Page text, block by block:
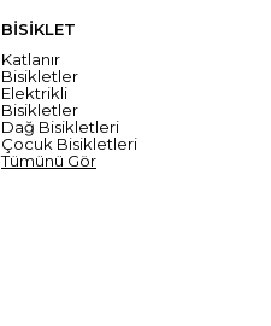
BİSİKLET
Katlanır
Bisikletler
Elektrikli
Bisikletler
Dağ Bisikletleri
Çocuk Bisikletleri
Tümünü Gör